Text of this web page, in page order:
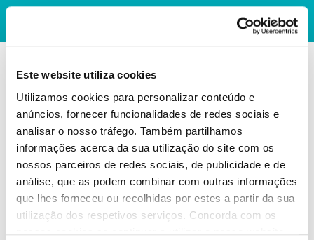
Este website utiliza cookies
Utilizamos cookies para personalizar conteúdo e
anúncios, fornecer funcionalidades de redes sociais e
analisar o nosso tráfego. Também partilhamos
informações acerca da sua utilização do site com os
nossos parceiros de redes sociais, de publicidade e de
análise, que as podem combinar com outras informações
que lhes forneceu ou recolhidas por estes a partir da sua
utilização dos respetivos serviços. Concorda com os